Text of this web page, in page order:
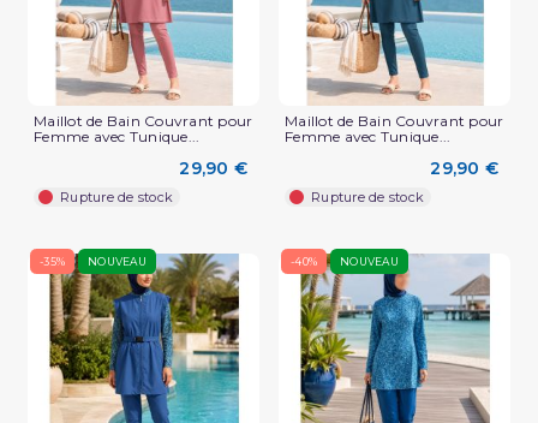
Maillot de Bain Couvrant pour
Femme avec Tunique...
29,90 €
Rupture de stock
Maillot de Bain Couvrant pour
Femme avec Tunique...
29,90 €
Rupture de stock
-35% NOUVEAU -40% NOUVEAU